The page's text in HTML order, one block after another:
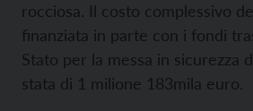
rocciosa. Il costo complessivo
finanziata in parte con i fondi
Stato per la messa in sicurezza
stata di 1 milione 183mila euro.